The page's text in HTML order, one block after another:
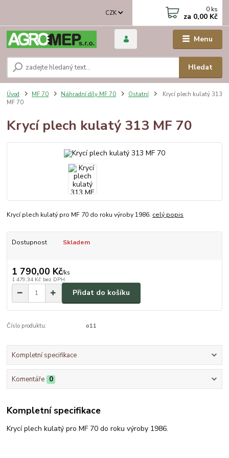
Menu
CZK
Hledat
0 ks
za 0,00 Kč
Úvod MF 70 Náhradní díly MF 70 Ostatní
Krycí plech kulatý 313
MF 70
Krycí plech kulatý 313 MF 70
Krycí plech kulatý pro MF 70 do roku výroby 1986. celý popis
Dostupnost Skladem
1 790,00 Kč/ks
1 479,34 Kč bez DPH
Přidat do košíku
Číslo produktu: o11
Kompletní specifikace
Komentáře 0
Kompletní specifikace
Krycí plech kulatý pro MF 70 do roku výroby 1986.